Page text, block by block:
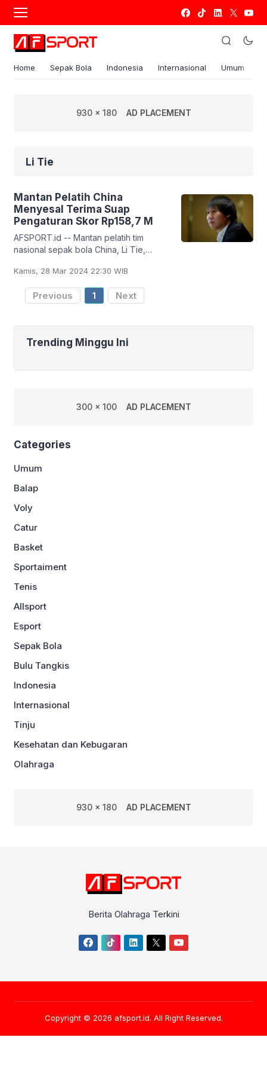
Home Sepak Bola Indonesia Internasional Umum
930 x 180 AD PLACEMENT
Li Tie
Mantan Pelatih China
Menyesal Terima Suap
Pengaturan Skor Rp158,7 M
AFSPORT.id -- Mantan pelatih tim
nasional sepak bola China, Li Tie,
sekitar 10 juta dolar AS atau Rp158,7
miliar. Ia kini merasa
Kamis, 28 Mar 2024 22:30 WIB
Previous 1 Next
Trending Minggu Ini
300 x 100 AD PLACEMENT
Categories
Umum
Balap
Voly
Catur
Basket
Sportaiment
Tenis
Allsport
Esport
Sepak Bola
Bulu Tangkis
Indonesia
Internasional
Tinju
Kesehatan dan Kebugaran
Olahraga
930 x 180 AD PLACEMENT
Berita Olahraga Terkini
Copyright © 2026 afsport.id. All Right Reserved.